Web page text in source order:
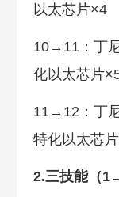
以太芯片×4
10→11：丁
化以太芯片
11→12：丁
特化以太芯
2.三技能（